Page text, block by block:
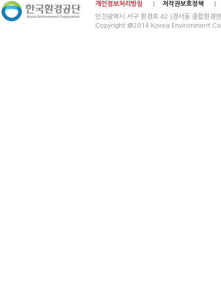
개인정보처리방침
저작권보호정책
인천광역시 서구 환경로 42 (경서동 종합
Copyright @2014 Korea Environment